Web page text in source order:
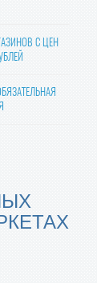
С ЦЕН
ВЫРОСЛ